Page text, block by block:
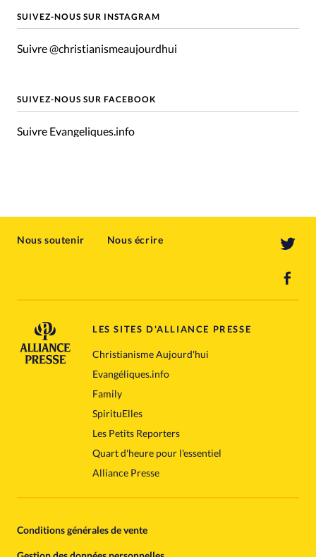
SUIVEZ-NOUS SUR INSTAGRAM
Suivre @christianismeaujourdhui
SUIVEZ-NOUS SUR FACEBOOK
Suivre Evangeliques.info
Nous soutenir Nous écrire
LES SITES D'ALLIANCE PRESSE
Christianisme Aujourd'hui
Evangéliques.info
Family
SpirituElles
Les Petits Reporters
Quart d'heure pour l'essentiel
Alliance Presse
Conditions générales de vente